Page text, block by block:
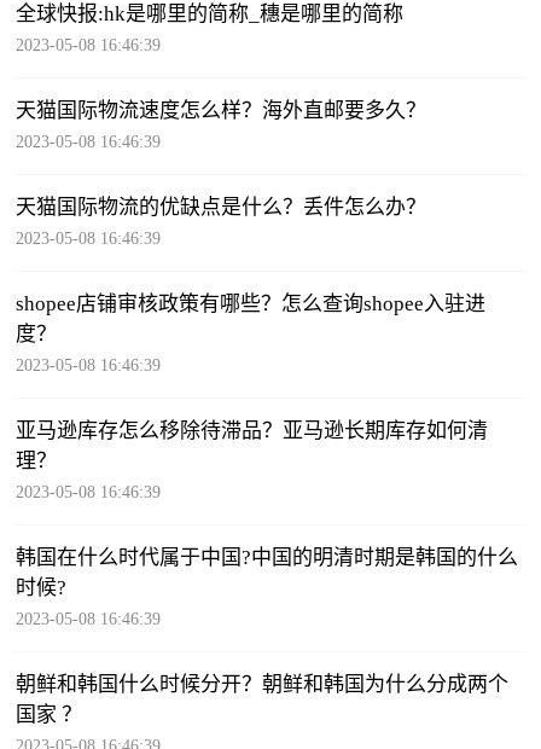
全球快报:hk是哪里的简称_穗是哪里的简称
2023-05-08 16:46:39
天猫国际物流速度怎么样？海外直邮要多久？
2023-05-08 16:46:39
天猫国际物流的优缺点是什么？丢件怎么办？
2023-05-08 16:46:39
shopee店铺审核政策有哪些？怎么查询shopee入驻进
度？
2023-05-08 16:46:39
亚马逊库存怎么移除待滞品？亚马逊长期库存如何清
理？
2023-05-08 16:46:39
韩国在什么时代属于中国?中国的明清时期是韩国的什么
时候?
2023-05-08 16:46:39
朝鲜和韩国什么时候分开？朝鲜和韩国为什么分成两个
国家 ？
2023-05-08 16:46:39